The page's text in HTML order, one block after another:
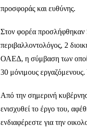
προσφοράς και ευθύνης.
Στον φορέα προσλήφθηκαν
περιβαλλοντολόγος, 2
ΟΑΕΔ, η σύμβαση των
30 μόνιμους
Από την σημερινή
ενισχυθεί το έργο του,
ενδιαφέρεστε για την